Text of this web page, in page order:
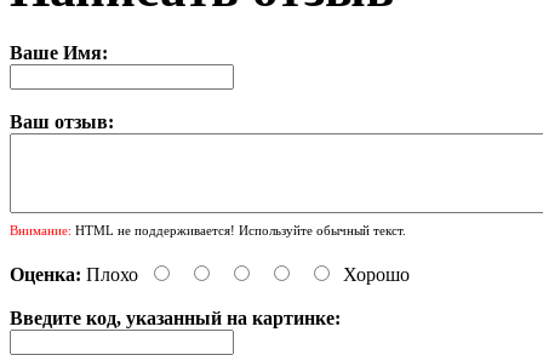
Ваше Имя:
Ваш отзыв:
Внимание: HTML не поддерживается! Используйте обычный текст.
Оценка: Плохо Хорошо
Введите код, указанный на картинке: